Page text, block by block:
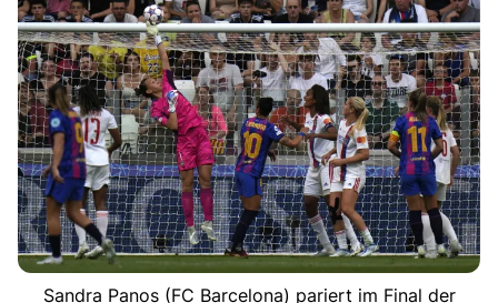
Sandra Panos (FC Barcelona) pariert im Final der